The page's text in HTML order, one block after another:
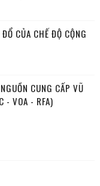
CỦA CHẾ ĐỘ CỘNG
CUNG CẤP VŨ
- VOA - RFA)